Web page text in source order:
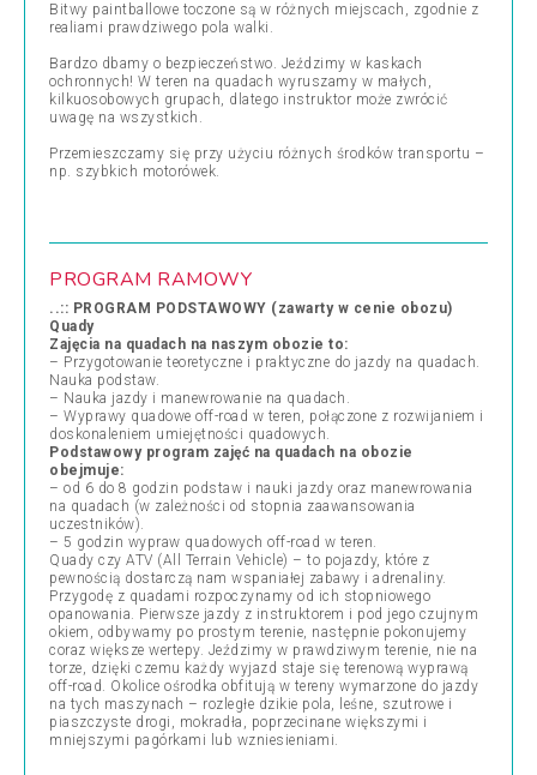
Bitwy paintballowe toczone są w różnych miejscach, zgodnie z
realiami prawdziwego pola walki.
Bardzo dbamy o bezpieczeństwo. Jeździmy w kaskach
ochronnych! W teren na quadach wyruszamy w małych,
kilkuosobowych grupach, dlatego instruktor może zwrócić
uwagę na wszystkich.
Przemieszczamy się przy użyciu różnych środków transportu –
np. szybkich motorówek.
PROGRAM RAMOWY
..:: PROGRAM PODSTAWOWY (zawarty w cenie obozu)
Quady
Zajęcia na quadach na naszym obozie to:
– Przygotowanie teoretyczne i praktyczne do jazdy na quadach.
Nauka podstaw.
– Nauka jazdy i manewrowanie na quadach.
– Wyprawy quadowe off-road w teren, połączone z rozwijaniem i
doskonaleniem umiejętności quadowych.
Podstawowy program zajęć na quadach na obozie
obejmuje:
– od 6 do 8 godzin podstaw i nauki jazdy oraz manewrowania
na quadach (w zależności od stopnia zaawansowania
uczestników).
– 5 godzin wypraw quadowych off-road w teren.
Quady czy ATV (All Terrain Vehicle) – to pojazdy, które z
pewnością dostarczą nam wspaniałej zabawy i adrenaliny.
Przygodę z quadami rozpoczynamy od ich stopniowego
opanowania. Pierwsze jazdy z instruktorem i pod jego czujnym
okiem, odbywamy po prostym terenie, następnie pokonujemy
coraz większe wertepy. Jeździmy w prawdziwym terenie, nie na
torze, dzięki czemu każdy wyjazd staje się terenową wyprawą
off-road. Okolice ośrodka obfitują w tereny wymarzone do jazdy
na tych maszynach – rozległe dzikie pola, leśne, szutrowe i
piaszczyste drogi, mokradła, poprzecinane większymi i
mniejszymi pagórkami lub wzniesieniami.